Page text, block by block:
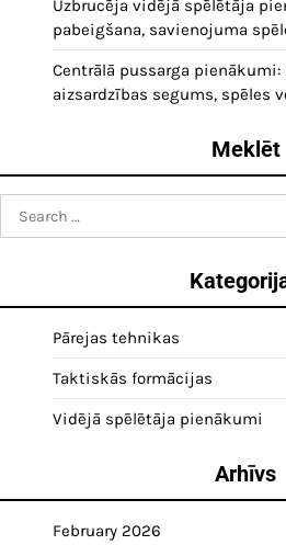
Uzbrucēja vidējā spēlētāja
pabeigšana, savienojuma
Centrālā pussarga
aizsardzības segums, spēles
Meklēt
for:
Pārejas tehnikas
Taktiskās formācijas
Vidējā spēlētāja pienākumi
Arhīvs
February 2026